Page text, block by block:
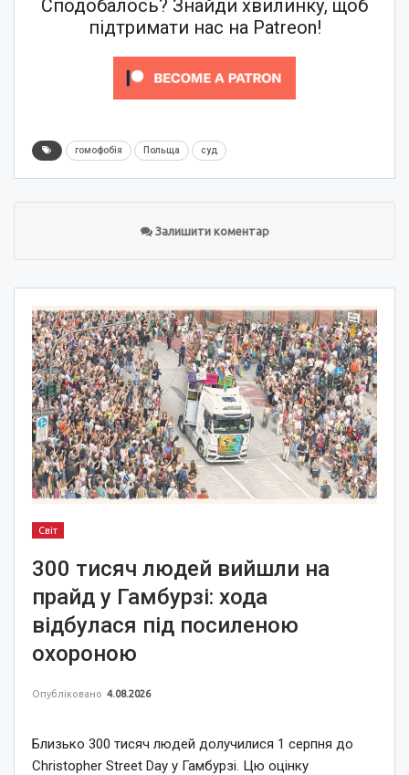
Сподобалось? Знайди хвилинку, щоб
підтримати нас на Patreon!
гомофобія Польща суд
Залишити коментар
Світ
300 тисяч людей вийшли на
прайд у Гамбурзі: хода
відбулася під посиленою
охороною
Опубліковано 4.08.2026
Близько 300 тисяч людей долучилися 1 серпня до
Christopher Street Day у Гамбурзі. Цю оцінку